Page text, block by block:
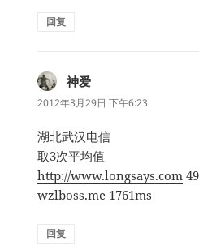
回复
神爱
道：
2012年3月29日 下午6:23
湖北武汉电信
取3次平均值
http://www.longsays.com
wzlboss.me 1761ms
回复